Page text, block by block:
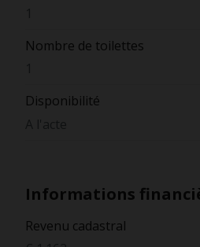
Nombre de toilettes
Disponibilité
Informations
Revenu cadastral